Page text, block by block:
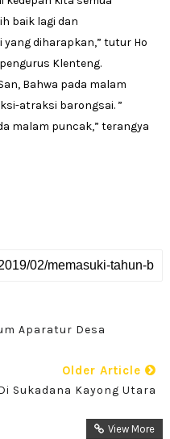
baik lagi dan
diharapkan,” tutur Ho
Klenteng.
Bahwa pada malam
atraksi barongsai. ”
malam puncak,” terangya
Aparatur Desa
Older Article
Sukadana Kayong Utara
View More